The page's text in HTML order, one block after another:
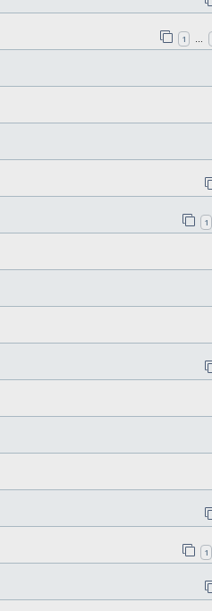
1 …
1
1